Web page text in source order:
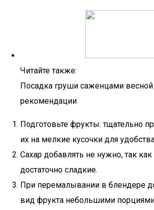
Читайте также:
Посадка груши саженцами
рекомендации
Подготовьте фрукты: тщательно
их на мелкие кусочки для
Сахар добавлять не нужно, так
достаточно сладкие.
При перемалывании в блендере
вид фрукта небольшими